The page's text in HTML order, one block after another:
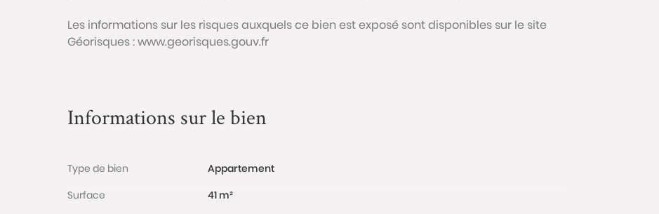
Les informations sur les risques auxquels ce bien est exposé sont disponibles sur le site
Géorisques : www.georisques.gouv.fr
Informations sur le bien
Type de bien
Appartement
Surface
41 m²